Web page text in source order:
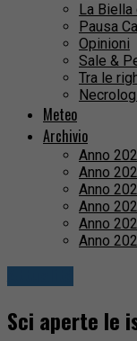
La
Pausa
Opinioni
Sale &
Tra le
Meteo
Archivio
Anno
Anno
Anno
Anno
Anno
Anno
Sci aperte le